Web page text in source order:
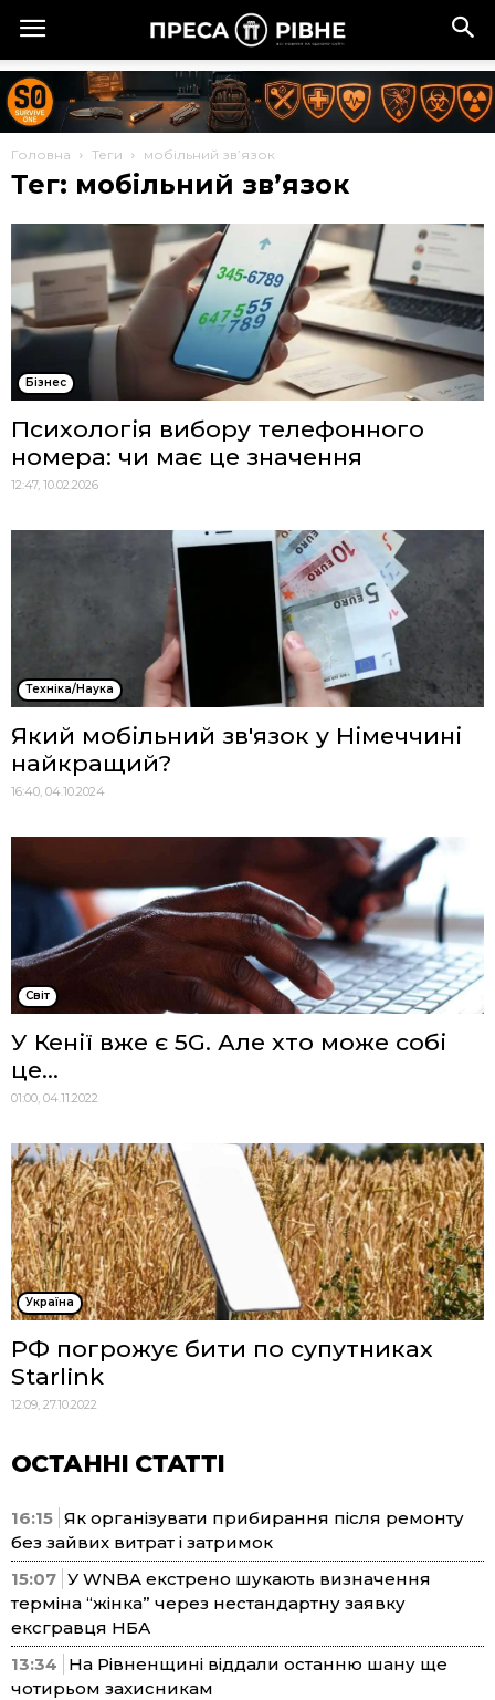
Головна Теги мобільний зв’язок
Тег: мобільний зв’язок
Бізнес
Психологія вибору телефонного
номера: чи має це значення
12:47, 10.02.2026
Техніка/Наука
Який мобільний зв'язок у Німеччині
найкращий?
16:40, 04.10.2024
Cвіт
У Кенії вже є 5G. Але хто може собі
це...
01:00, 04.11.2022
Україна
РФ погрожує бити по супутниках
Starlink
12:09, 27.10.2022
ОСТАННІ СТАТТІ
16:15 Як організувати прибирання після ремонту
без зайвих витрат і затримок
15:07 У WNBA екстрено шукають визначення
терміна “жінка” через нестандартну заявку
ексгравця НБА
13:34
На Рівненщині віддали останню шану ще
чотирьом захисникам